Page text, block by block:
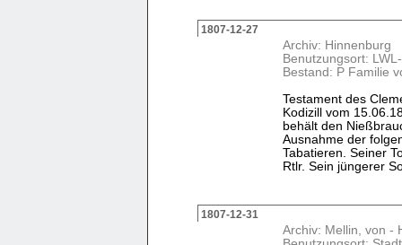
1807-12-27
Archiv: Hinnenburg
Benutzungsort:
Bestand: P Familie
Testament des
Kodizill vom
behält den
Ausnahme der
Tabatieren. Seiner
Rtlr. Sein jüngerer
1807-12-31
Archiv: Mellin, von -